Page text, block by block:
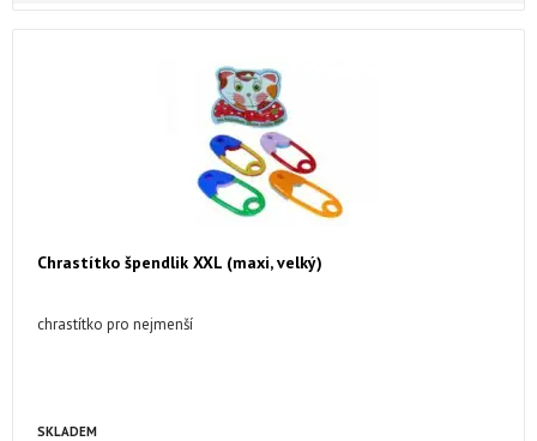
Chrastítko špendlik XXL (maxi, velký)
chrastítko pro nejmenší
SKLADEM